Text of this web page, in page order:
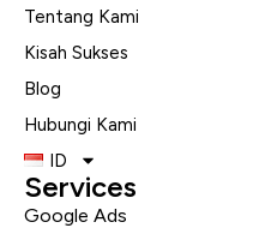
Tentang Kami
Kisah Sukses
Blog
Hubungi Kami
ID
Services
Google Ads